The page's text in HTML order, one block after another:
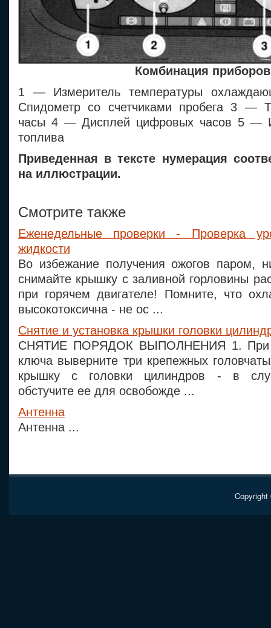
Комбинация приборов
1 — Измеритель температуры
Спидометр со счетчиками пробега 3 —
часы 4 — Дисплей цифровых часов 5 —
топлива
Приведенная в тексте нумерация
на иллюстрации.
Смотрите также
Еженедельные проверки - Проверка
жидкости
Во избежание получения ожогов паром,
снимайте крышку с заливной горловины
при горячем двигателе! Помните, что
высокотоксична - не ос ...
Снятие и установка крышки головки
СНЯТИЕ ПОРЯДОК ВЫПОЛНЕНИЯ 1. При
ключа выверните три крепежных
крышку с головки цилиндров - в
обстучите ее для освобожде ...
Антенна
Антенна ...
Copyright